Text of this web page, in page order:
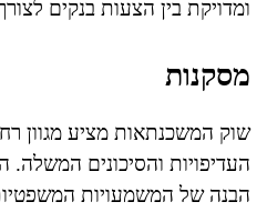
ומדויקת בין הצעות בנקים
מסקנות
שוק המשכנתאות מציע מגוון
העדיפויות והסיכונים המשלה.
הבנה של המשמעויות